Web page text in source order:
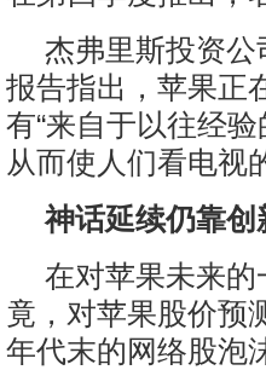
杰弗里斯投资公
报告指出，苹果正
有“来自于以往经
从而使人们看电视
神话延续仍靠创
在对苹果未来
竟，对苹果股价预
年代末的网络股泡